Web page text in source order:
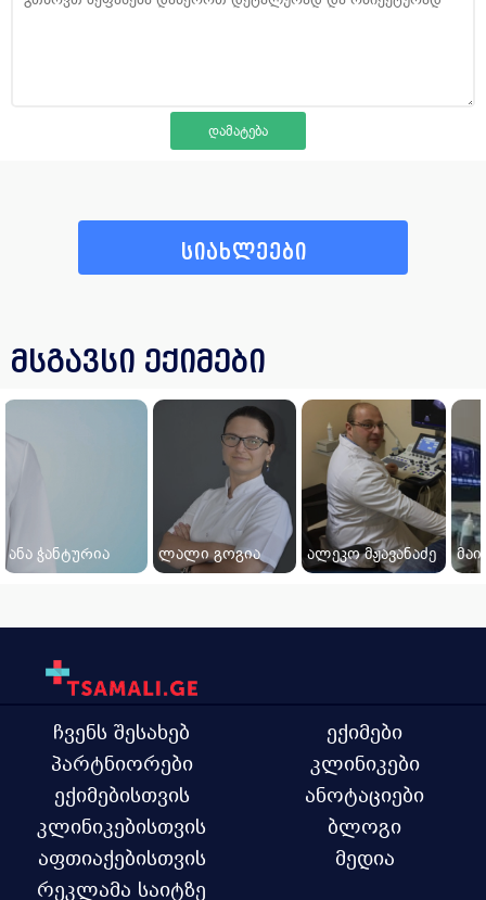
სიახლეები
მსგავსი ექიმები
ანა ჭანტურია ლალი გოგია ალეკო მჟავანაძე
ჩვენს შესახებ
პარტნიორები
ექიმებისთვის
კლინიკებისთვის
აფთიაქებისთვის
რეკლამა საიტზე
ექიმები
კლინიკები
ანოტაციები
ბლოგი
მედია